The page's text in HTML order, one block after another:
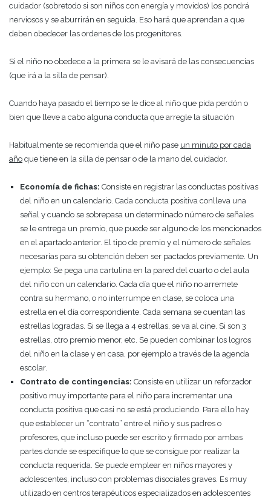
cuidador (sobretodo si son niños con energía y movidos) los pondrá
nerviosos y se aburrirán en seguida. Eso hará que aprendan a que
deben obedecer las ordenes de los progenitores.
Si el niño no obedece a la primera se le avisará de las consecuencias
(que irá a la silla de pensar).
Cuando haya pasado el tiempo se le dice al niño que pida perdón o
bien que lleve a cabo alguna conducta que arregle la situación
Habitualmente se recomienda que el niño pase un minuto por cada
año que tiene en la silla de pensar o de la mano del cuidador.
Economía de fichas: Consiste en registrar las conductas positivas
del niño en un calendario. Cada conducta positiva conlleva una
señal y cuando se sobrepasa un determinado número de señales
se le entrega un premio, que puede ser alguno de los mencionados
en el apartado anterior. El tipo de premio y el número de señales
necesarias para su obtención deben ser pactados previamente. Un
ejemplo: Se pega una cartulina en la pared del cuarto o del aula
del niño con un calendario. Cada día que el niño no arremete
contra su hermano, o no interrumpe en clase, se coloca una
estrella en el día correspondiente. Cada semana se cuentan las
estrellas logradas. Si se llega a 4 estrellas, se va al cine. Si son 3
estrellas, otro premio menor, etc. Se pueden combinar los logros
del niño en la clase y en casa, por ejemplo a través de la agenda
escolar.
Contrato de contingencias: Consiste en utilizar un reforzador
positivo muy importante para el niño para incrementar una
conducta positiva que casi no se está produciendo. Para ello hay
que establecer un “contrato” entre el niño y sus padres o
profesores, que incluso puede ser escrito y firmado por ambas
partes donde se especifique lo que se consigue por realizar la
conducta requerida. Se puede emplear en niños mayores y
adolescentes, incluso con problemas disociales graves. Es muy
utilizado en centros terapéuticos especializados en adolescentes